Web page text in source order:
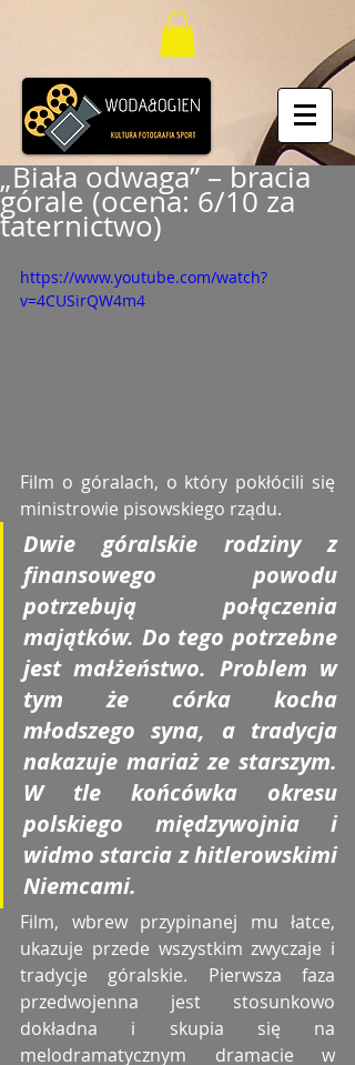
„Biała odwaga” – bracia
górale (ocena: 6/10 za
taternictwo)
https://www.youtube.com/watch?
v=4CUSirQW4m4
Film o góralach, o który pokłócili się
ministrowie pisowskiego rządu.
Dwie góralskie rodziny z
finansowego powodu
potrzebują połączenia
majątków. Do tego potrzebne
jest małżeństwo. Problem w
tym że córka kocha
młodszego syna, a tradycja
nakazuje mariaż ze starszym.
W tle końcówka okresu
polskiego międzywojnia i
widmo starcia z hitlerowskimi
Niemcami.
Film, wbrew przypinanej mu łatce,
ukazuje przede wszystkim zwyczaje i
tradycje góralskie. Pierwsza faza
przedwojenna jest stosunkowo
dokładna i skupia się na
melodramatycznym dramacie w